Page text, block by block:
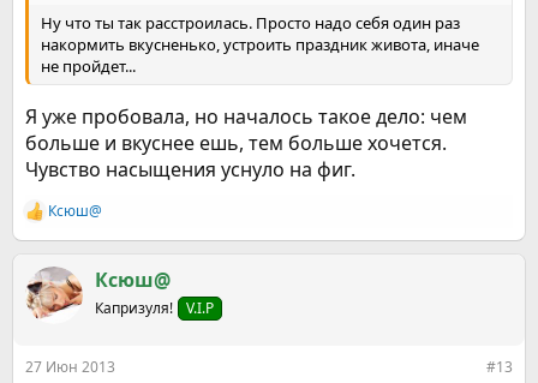
Ну что ты так расстроилась. Просто надо себя один раз
накормить вкусненько, устроить праздник живота, иначе
не пройдет...
Я уже пробовала, но началось такое дело: чем
больше и вкуснее ешь, тем больше хочется.
Чувство насыщения уснуло на фиг.
Р
е
к
ц
и
Ксюш@
Ксюш@
Капризуля! V.I.P
27 Июн 2013 #13